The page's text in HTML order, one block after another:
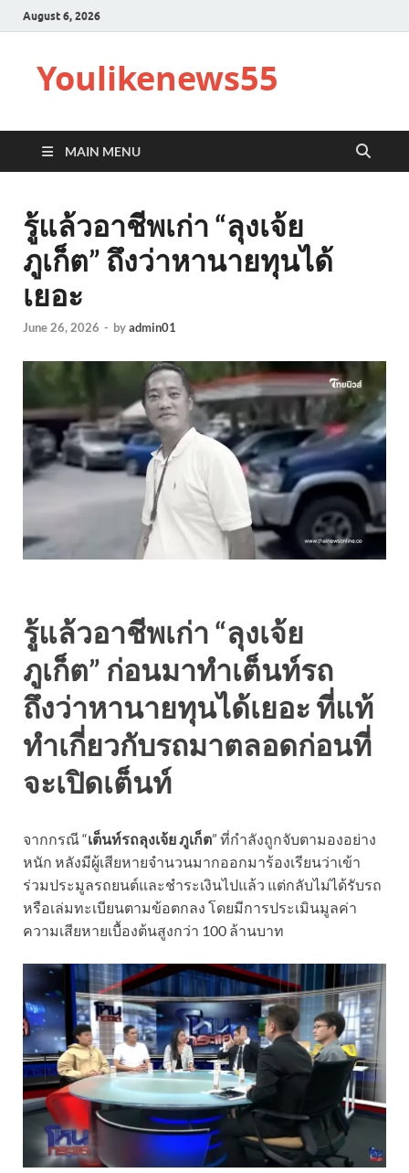
August 6, 2026
Youlikenews55
MAIN MENU
รู้แล้วอาชีพเก่า “ลุงเจ้ย
ภูเก็ต” ถึงว่าหานายทุนได้
เยอะ
June 26, 2026 - byadmin01
รู้แล้วอาชีพเก่า “ลุงเจ้ย
ภูเก็ต” ก่อนมาทำเต็นท์รถ
ถึงว่าหานายทุนได้เยอะ ที่แท้
ทำเกี่ยวกับรถมาตลอดก่อนที่
จะเปิดเต็นท์
จากกรณี “เต็นท์รถลุงเจ้ย ภูเก็ต” ที่กำลังถูกจับตามองอย่าง
หนัก หลังมีผู้เสียหายจำนวนมากออกมาร้องเรียนว่าเข้า
ร่วมประมูลรถยนต์และชำระเงินไปแล้ว แต่กลับไม่ได้รับรถ
หรือเล่มทะเบียนตามข้อตกลง โดยมีการประเมินมูลค่า
ความเสียหายเบื้องต้นสูงกว่า 100 ล้านบาท